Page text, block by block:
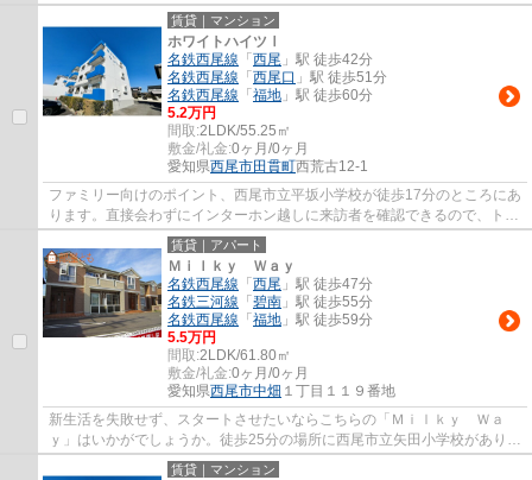
い探しに関するお問い合わせを受け付けてお...
賃貸｜マンション
ホワイトハイツⅠ
名鉄西尾線 「 西尾 」駅 徒歩42分
名鉄西尾線 「 西尾口 」駅 徒歩51分
名鉄西尾線 「 福地 」駅 徒歩60分
5.2万円
間取:2LDK/55.25㎡
敷金/礼金:0ヶ月/0ヶ月
愛知県西尾市田貫町西荒古12-1
ファミリー向けのポイント、西尾市立平坂小学校が徒歩17分のところにあ
ります。直接会わずにインターホン越しに来訪者を確認できるので、トラ
ブルを事前に回避しやすくなります。車に...
賃貸｜アパート
Ｍｉｌｋｙ Ｗａｙ
名鉄西尾線 「 西尾 」駅 徒歩47分
名鉄三河線 「 碧南 」駅 徒歩55分
名鉄西尾線 「 福地 」駅 徒歩59分
5.5万円
間取:2LDK/61.80㎡
敷金/礼金:0ヶ月/0ヶ月
愛知県西尾市中畑 １丁目１１９番地
新生活を失敗せず、スタートさせたいならこちらの「Ｍｉｌｋｙ Ｗａ
ｙ」はいかがでしょうか。徒歩25分の場所に西尾市立矢田小学校がありま
す。BSアンテナが設置されていて、加入後す...
賃貸｜マンション